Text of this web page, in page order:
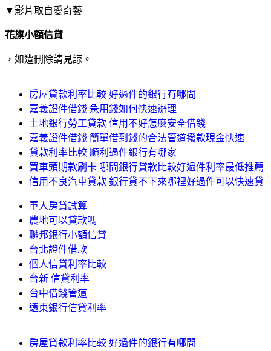
▼影片取自愛奇藝
花旗小額信貸
，如遭刪除請見諒。
房屋貸款利率比較 好過件的銀行有哪間
嘉義證件借錢 急用錢如何快速辦理
土地銀行勞工貸款 信用不好怎麼安全借錢
嘉義證件借錢 簡單借到錢的合法管道撥款現金快速
貸款利率比較 順利過件銀行有哪家
買車頭期款刷卡 哪間銀行貸款比較好過件利率最低推薦
信用不良汽車貸款 銀行貸不下來哪裡好過件可以快速貸
軍人房貸試算
農地可以貸款嗎
聯邦銀行小額信貸
台北證件借款
個人信貸利率比較
台新 信貸利率
台中借錢管道
遠東銀行信貸利率
房屋貸款利率比較 好過件的銀行有哪間